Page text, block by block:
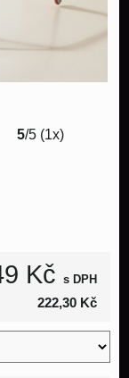
5/5 (1x)
Kč s DPH
222,30 Kč